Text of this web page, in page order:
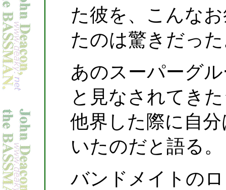
た彼を、こんな
たのは驚きだっ
あのスーパーグ
と見なされてき
他界した際に自
いたのだと語る。
バンドメイトの